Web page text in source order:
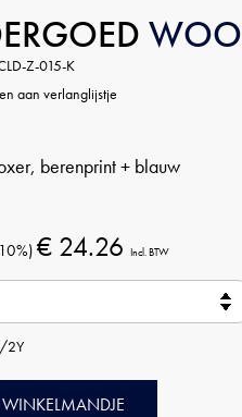
Z-015-K
aan verlanglijstje
berenprint + blauw
€ 24.26 Incl. BTW
2Y